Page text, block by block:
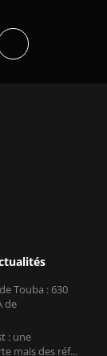
Touba : 630
de
: une
mais des réf...